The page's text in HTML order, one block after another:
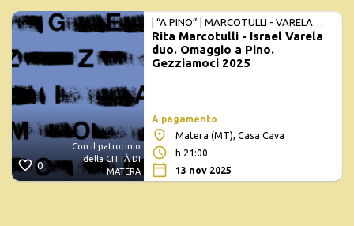
0
Con il patrocinio
della CITTÀ DI
MATERA
| “A PINO” | MARCOTULLI - VARELA
DUO
Rita Marcotulli - Israel Varela
duo. Omaggio a Pino.
Gezziamoci 2025
A pagamento
Matera (MT), Casa Cava
h 21:00
13 nov 2025